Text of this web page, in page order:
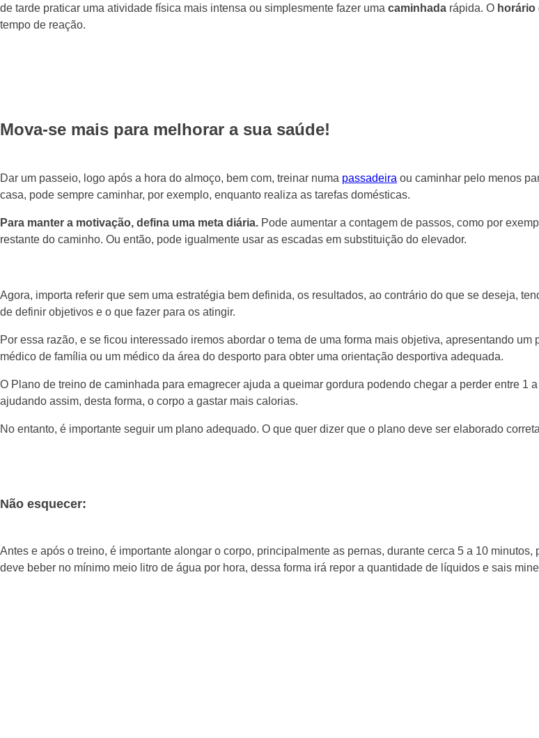
de tarde praticar uma atividade física mais intensa ou simplesmente fazer uma caminhada rápida. O horário
tempo de reação.
Mova-se mais para melhorar a sua saúde!
Dar um passeio, logo após a hora do almoço, bem com, treinar numa passadeira ou caminhar pelo menos
casa, pode sempre caminhar, por exemplo, enquanto realiza as tarefas domésticas.
Para manter a motivação, defina uma meta diária. Pode aumentar a contagem de passos, como por
restante do caminho. Ou então, pode igualmente usar as escadas em substituição do elevador.
Agora, importa referir que sem uma estratégia bem definida, os resultados, ao contrário do que se deseja,
de definir objetivos e o que fazer para os atingir.
Por essa razão, e se ficou interessado iremos abordar o tema de uma forma mais objetiva, apresentando
médico de família ou um médico da área do desporto para obter uma orientação desportiva adequada.
O Plano de treino de caminhada para emagrecer ajuda a queimar gordura podendo chegar a perder entre
ajudando assim, desta forma, o corpo a gastar mais calorias.
No entanto, é importante seguir um plano adequado. O que quer dizer que o plano deve ser elaborado
Não esquecer:
Antes e após o treino, é importante alongar o corpo, principalmente as pernas, durante cerca 5 a 10
deve beber no mínimo meio litro de água por hora, dessa forma irá repor a quantidade de líquidos e sais